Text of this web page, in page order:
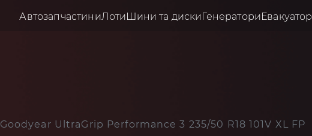
АвтозапчастиниЛотиШини та дискиГенераториЕвакуатор
Goodyear UltraGrip Performance 3 235/50 R18 101V XL FP